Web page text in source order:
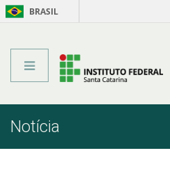
BRASIL
NotíciaInício